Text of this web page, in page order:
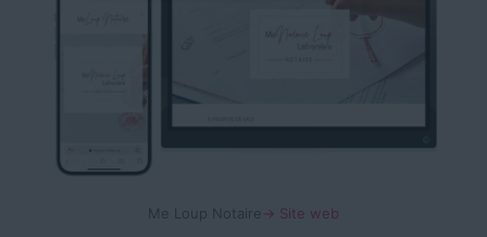
Me Loup Notaire → Site web